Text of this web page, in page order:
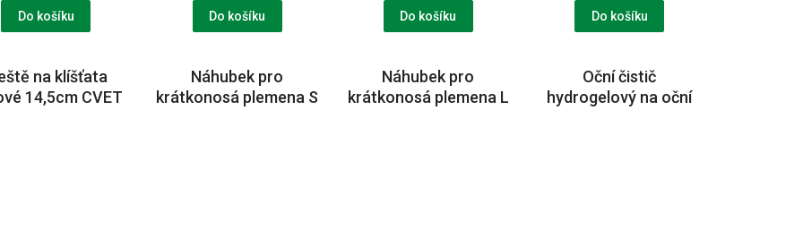
Do košíku Do košíku Do košíku Do košíku
na klíšťata
14,5cm CVET
Náhubek pro
krátkonosá plemena S
Náhubek pro
krátkonosá plemena L
Oční čistič
hydrogelový na oční